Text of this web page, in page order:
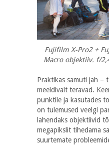
Fujifilm X-Pro2 +
Macro objektiiv. f/
Praktikas samuti jah –
meeldivalt teravad.
punktile ja kasutades
on tulemused veelgi
lahendaks objektiivid
megapikslit tihedama
suurtemate